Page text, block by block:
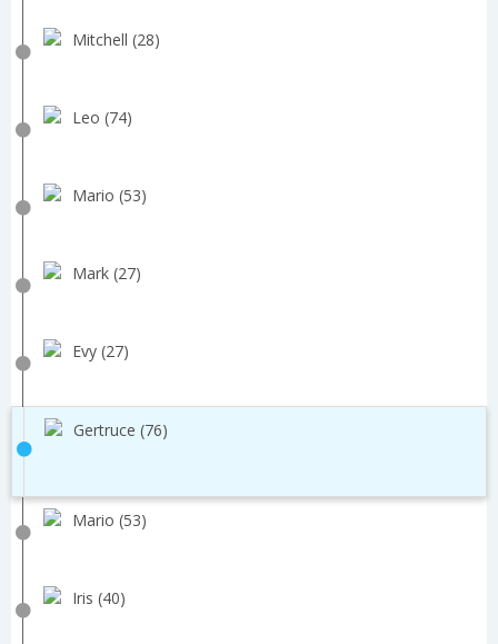
Mitchell (28)
Leo (74)
Mario (53)
Mark (27)
Evy (27)
Gertruce (76)
Mario (53)
Iris (40)